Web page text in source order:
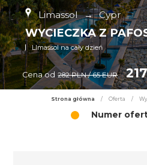
Limassol → Cypr
WYCIECZKA Z
LImassol na cały dzień
Cena od 282 PLN / 65 EUR
Strona główna / Oferta /
Numer